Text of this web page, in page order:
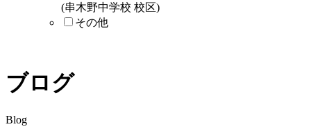
(串木野中学校 校区)
その他
ブログ
Blog